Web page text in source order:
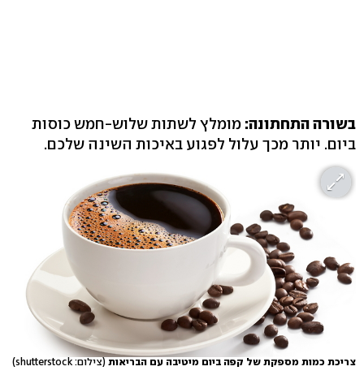
בשורה התחתונה: מומלץ לשתות שלוש-חמש כוסות
ביום. יותר מכך עלול לפגוע באיכות השינה שלכם.
צריכת כמות מספקת של קפה ביום מיטיבה עם הבריאות (צילום: shutterstock)